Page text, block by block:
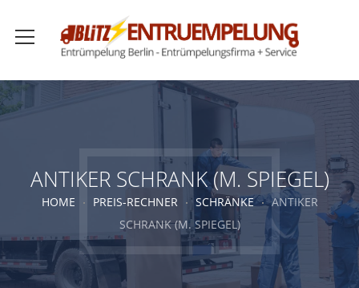
ANTIKER SCHRANK (M. SPIEGEL)
HOME PREIS-RECHNER SCHRÄNKE
ANTIKER
SCHRANK (M. SPIEGEL)